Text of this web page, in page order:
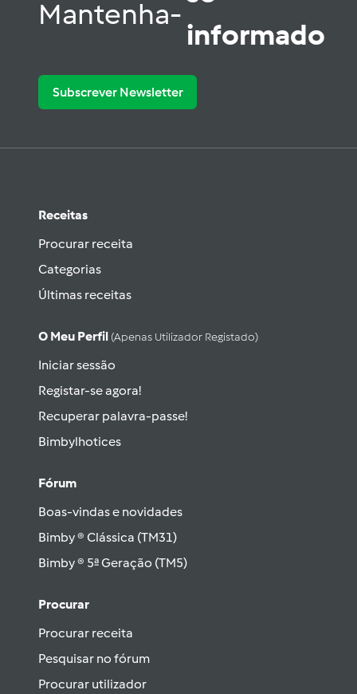
Mantenha-
informado
Subscrever Newsletter
Receitas
Procurar receita
Categorias
Últimas receitas
O Meu Perfil (apenas Utilizador Registado)
Iniciar sessão
Registar-se agora!
Recuperar palavra-passe!
Bimbylhotices
Fórum
Boas-vindas e novidades
Bimby ® Clássica (TM31)
Bimby ® 5ª Geração (TM5)
Procurar
Procurar receita
Pesquisar no fórum
Procurar utilizador